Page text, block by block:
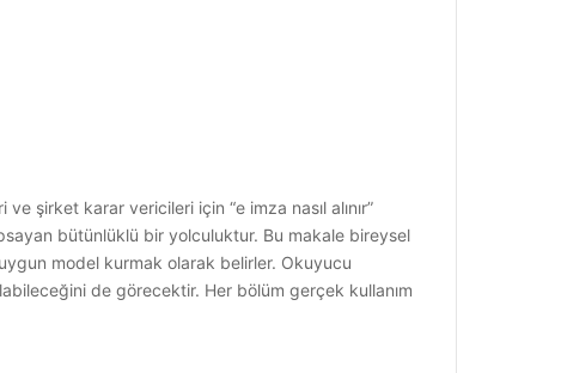
şirket karar vericileri için “e imza nasıl alınır”
bütünlüklü bir yolculuktur. Bu makale bireysel
uygun model kurmak olarak belirler. Okuyucu
de görecektir. Her bölüm gerçek kullanım